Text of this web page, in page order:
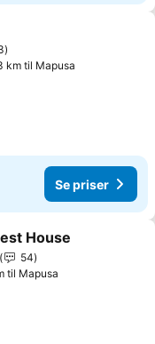
favoritter
km til Mapusa
Se priser
favoritter
House
54
til Mapusa